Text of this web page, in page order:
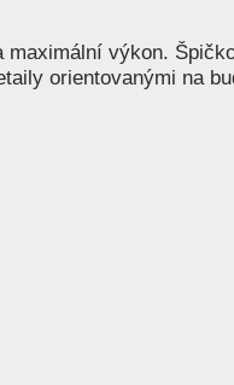
výkon.
orientovanými na